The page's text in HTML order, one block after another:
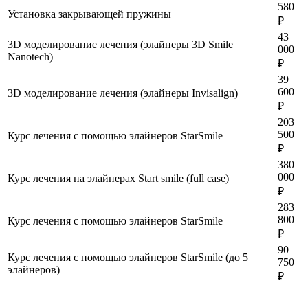
Установка закрывающей пружины
580
₽
3D моделирование лечения (элайнеры 3D Smile
Nanotech)
43
000
₽
3D моделирование лечения (элайнеры Invisalign)
39
600
₽
Курс лечения с помощью элайнеров StarSmile
203
500
₽
Курс лечения на элайнерах Start smile (full case)
380
000
₽
Курс лечения с помощью элайнеров StarSmile
283
800
₽
Курс лечения с помощью элайнеров StarSmile (до 5
элайнеров)
90
750
₽